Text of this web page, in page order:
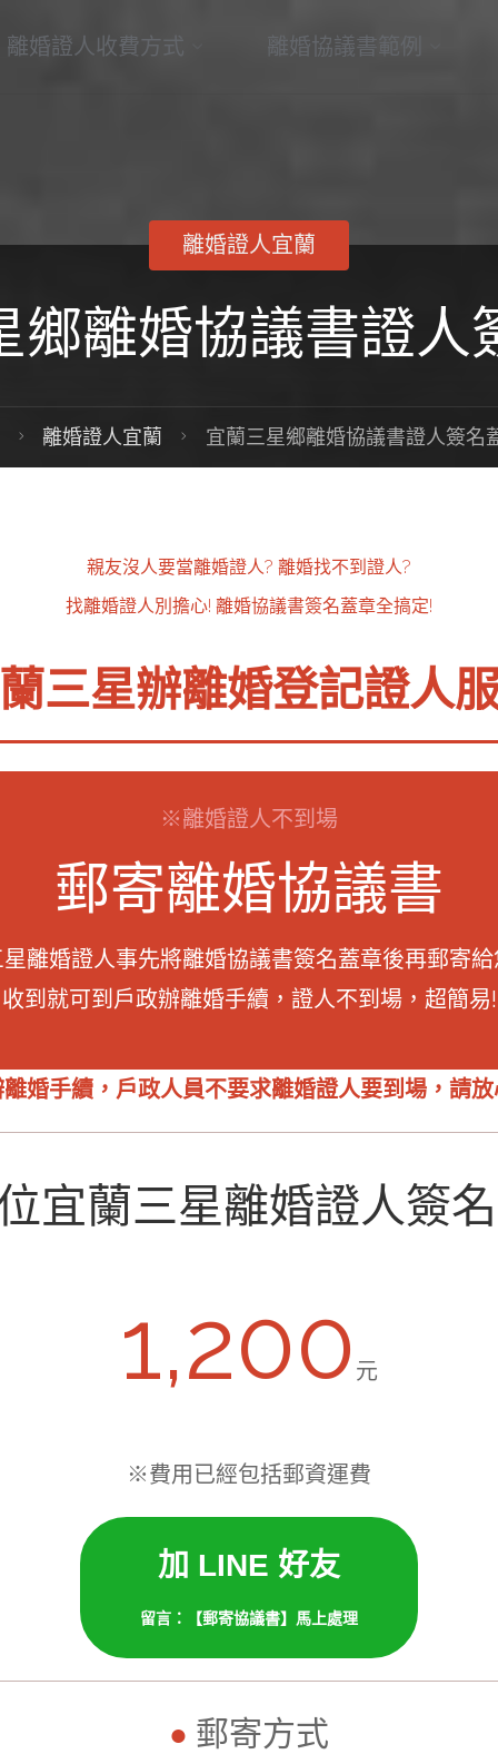
Skip
離婚證人收費方式 離婚協議書範例
鄉離婚協議書證人
離婚證人宜蘭
Home離婚證人宜蘭 宜蘭三星鄉離婚協議書證人簽名
親友沒人要當離婚證人? 離婚找不到證人?
找離婚證人別擔心! 離婚協議書簽名蓋章全搞定!
三星辦離婚登記證人
※離婚證人不到場
郵寄離婚協議書
離婚證人事先將離婚協議書簽名蓋章後再郵寄
收到就可到戶政辦離婚手續，證人不到場，超簡易!
婚手續， 戶政人員不要求離婚證人要到場，請
宜蘭三星離婚證人簽
1,200 元
※費用已經包括郵資運費
加 LINE 好友
留言：【郵寄協議書】馬上處理
● 郵寄方式